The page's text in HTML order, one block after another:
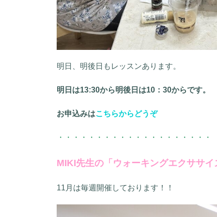
明日、明後日もレッスンあります。
明日は13:30から明後日は10：30からです。
お申込みはこちらからどうぞ
・・・・・・・・・・・・・・・・・・・・
MIKI先生の「ウォーキングエクササイ
11月は毎週開催しております！！